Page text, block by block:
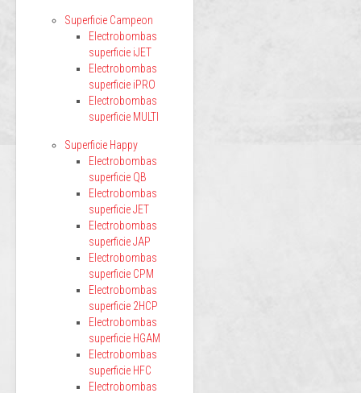
Superficie Campeon
Electrobombas
superficie iJET
Electrobombas
superficie iPRO
Electrobombas
superficie MULTI
Superficie Happy
Electrobombas
superficie QB
Electrobombas
superficie JET
Electrobombas
superficie JAP
Electrobombas
superficie CPM
Electrobombas
superficie 2HCP
Electrobombas
superficie HGAM
Electrobombas
superficie HFC
Electrobombas